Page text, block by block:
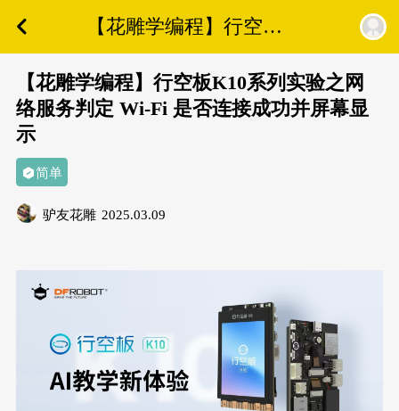
【花雕学编程】行空板
K10系列实验之网络服务
判定 Wi-Fi 是否连接成
功并屏幕显示
【花雕学编程】行空板K10系列实验之网
络服务判定 Wi-Fi 是否连接成功并屏幕显
示
简单
驴友花雕 2025.03.09